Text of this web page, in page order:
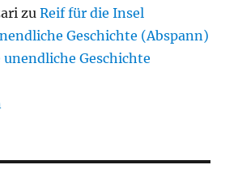
zuReif für die Insel
Geschichte (Abspann)
unendliche Geschichte